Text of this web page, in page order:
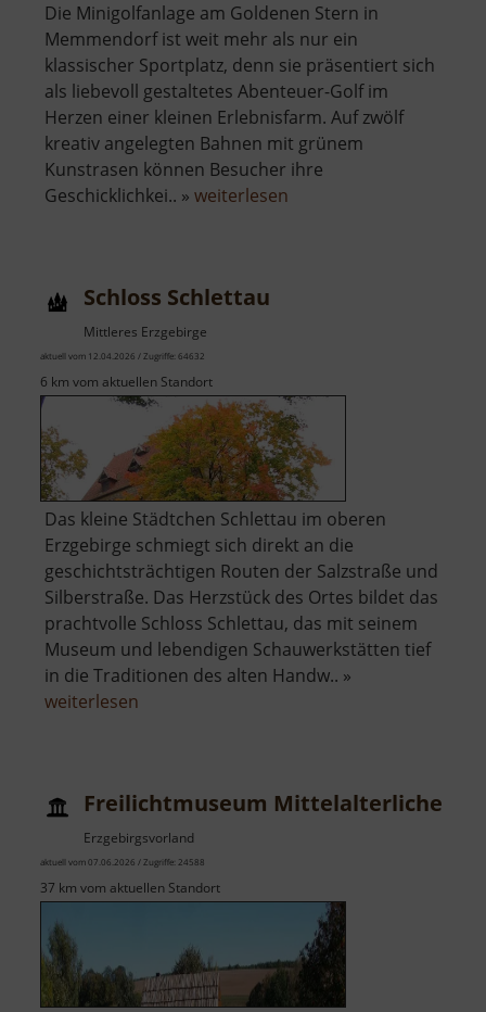
Die Minigolfanlage am Goldenen Stern in
Memmendorf ist weit mehr als nur ein
klassischer Sportplatz, denn sie präsentiert sich
als liebevoll gestaltetes Abenteuer-Golf im
Herzen einer kleinen Erlebnisfarm. Auf zwölf
kreativ angelegten Bahnen mit grünem
Kunstrasen können Besucher ihre
Geschicklichkei.. » weiterlesen
Schloss Schlettau
Mittleres Erzgebirge
aktuell vom 12.04.2026 / Zugriffe: 64632
6 km vom aktuellen Standort
Das kleine Städtchen Schlettau im oberen
Erzgebirge schmiegt sich direkt an die
geschichtsträchtigen Routen der Salzstraße und
Silberstraße. Das Herzstück des Ortes bildet das
prachtvolle Schloss Schlettau, das mit seinem
Museum und lebendigen Schauwerkstätten tief
in die Traditionen des alten Handw.. »
weiterlesen
Freilichtmuseum Mittelalterliche
Erzgebirgsvorland
aktuell vom 07.06.2026 / Zugriffe: 24588
37 km vom aktuellen Standort